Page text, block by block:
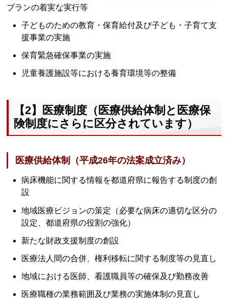
プランの着実な実行等
子どものための教育・保育給付及び子ども・子育て支
援事業の実施
保育緊急確保事業の実施
児童養護施設等における養育環境等の整備
【2】医療制度（医療供給体制と医療保
険制度にさらに区分されています）
医療供給体制（平成26年の法案成立済み）
病床機能に関する情報を都道府県に報告する制度の創
設
地域医療ビジョンの策定（必要な病床の適切な区分の
設定、都道府県の役割の強化）
新たな財政支援制度の創設
医療法人間の合併、権利移転に関する制度等の見直し
地域における医師、看護職員等の確保及び勤務改善
医療職種の業務範囲及び業務の実施体制の見直し